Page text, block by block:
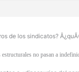
de los sindicatos?
no pasan a